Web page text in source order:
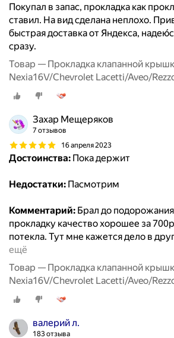
Покупал в запас, прокладка как
ставил. На вид сделана неплохо.
быстрая доставка от Яндекса,
сразу.
Товар — Прокладка клапанной
Nexia16V/Chevrolet Lacetti/Aveo/
00>RIGINAL
Захар Мещеряков
7 отзывов
16 апреля 2023
Достоинства: Пока держит
Недостатки: Пасмотрим
Комментарий: Брал до
прокладку качество хорошее за
потекла. Тут мне кажется дело в
ещё
Товар — Прокладка клапанной
Nexia16V/Chevrolet Lacetti/Aveo/
00>RIGINAL
валерий л.
183 отзыва